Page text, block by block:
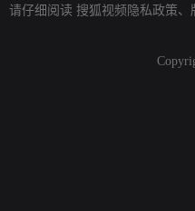
请仔细阅读 搜狐视频隐私政策、